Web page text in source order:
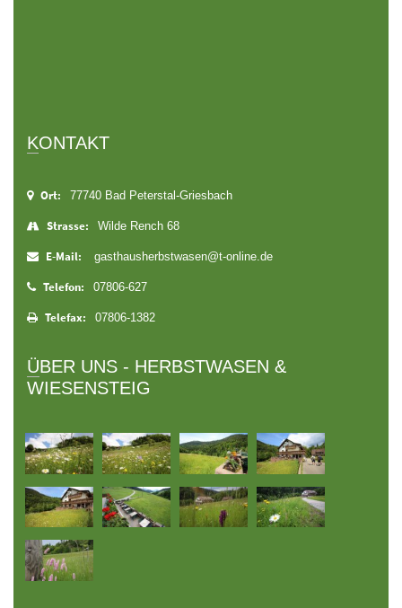
KONTAKT
Ort: 77740 Bad Peterstal-Griesbach
Strasse: Wilde Rench 68
E-Mail: gasthausherbstwasen@t-online.de
Telefon: 07806-627
Telefax: 07806-1382
ÜBER UNS - HERBSTWASEN &
WIESENSTEIG